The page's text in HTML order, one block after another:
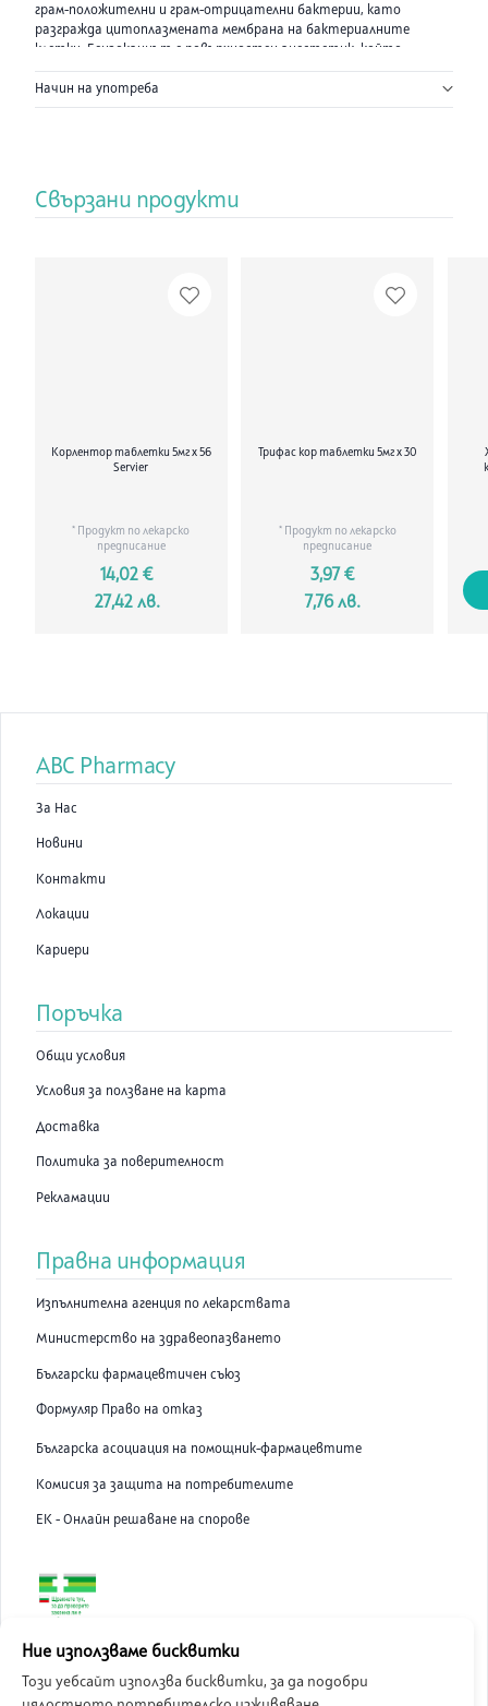
грам-положителни и грам-отрицателни бактерии, като
разгражда цитоплазмената мембрана на бактериалните
клетки. Бензокаинът е повърхностен анестетик, който
осигурява незабавно и продължително облекчение на болката
в устата и гърлото. Предназначен за възрастни и деца над 6
години. С приятен ментов вкус. Предлага се в опаковка от 16
Активни съставки:
хлорхексидинов дихидрохлорид - 5 мг и
бензокаин - 1,5 мг.
Начин на употреба
Свързани продукти
Корлентор таблетки 5мг х 56
Servier
* Продукт по лекарско
предписание
14,02 €
27,42 лв.
Трифас кор таблетки 5мг х 30
* Продукт по лекарско
предписание
3,97 €
7,76 лв.
ABC Pharmacy
За Нас
Новини
Контакти
Локации
Кариери
Поръчка
Общи условия
Условия за ползване на карта
Доставка
Политика за поверителност
Рекламации
Правна информация
Изпълнителна агенция по лекарствата
Министерство на здравеопазването
Български фармацевтичен съюз
Формуляр Право на отказ
Българска асоциация на помощник-фармацевтите
Комисия за защита на потребителите
ЕК - Онлайн решаване на спорове
ABC Pharmacy онлайн аптека е лицензирана от Изпълнителна
Агенция по Лекарствата.
Ние използваме бисквитки
Този уебсайт използва бисквитки, за да подобри